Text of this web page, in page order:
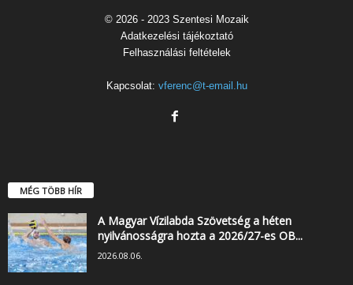
© 2026 - 2023 Szentesi Mozaik
Adatkezelési tájékoztató
Felhasználási feltételek
Kapcsolat: vferenc@t-email.hu
MÉG TÖBB HÍR
A Magyar Vízilabda Szövetség a héten
nyilvánosságra hozta a 2026/27-es OB...
2026.08.06.